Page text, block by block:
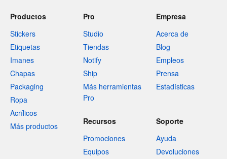
Productos
Stickers
Etiquetas
Imanes
Chapas
Packaging
Ropa
Acrílicos
Más productos
Pro
Studio
Tiendas
Notify
Ship
Más herramientas
Pro
Empresa
Acerca de
Blog
Empleos
Prensa
Estadísticas
Recursos
Promociones
Equipos
Soporte
Ayuda
Devoluciones